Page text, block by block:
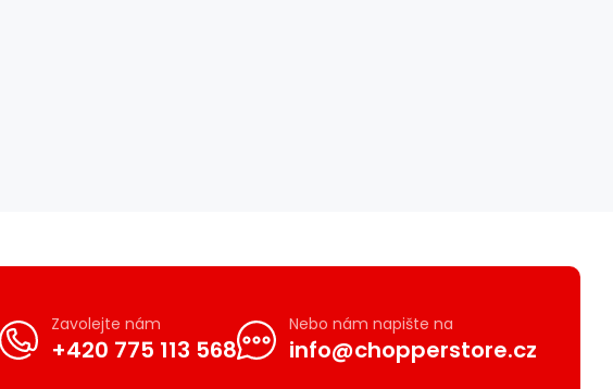
Zavolejte nám
+420 775 113 568
Nebo nám napište na
info@chopperstore.cz